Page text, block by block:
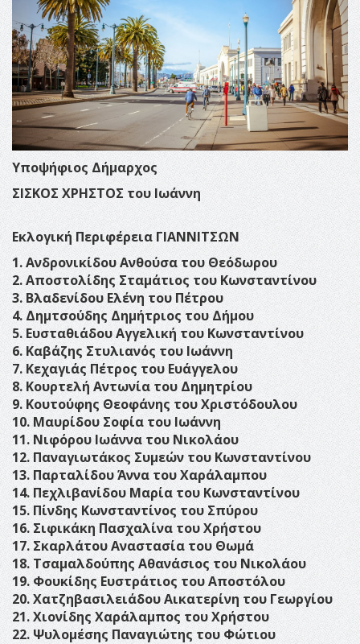
Υποψήφιος Δήμαρχος
ΣΙΣΚΟΣ ΧΡΗΣΤΟΣ του Ιωάννη
Εκλογική Περιφέρεια ΓΙΑΝΝΙΤΣΩΝ
1. Ανδρονικίδου Ανθούσα του Θεόδωρου
2. Αποστολίδης Σταμάτιος του Κωνσταντίνου
3. Βλαδενίδου Ελένη του Πέτρου
4. Δημτσούδης Δημήτριος του Δήμου
5. Ευσταθιάδου Αγγελική του Κωνσταντίνου
6. Καβάζης Στυλιανός του Ιωάννη
7. Κεχαγιάς Πέτρος του Ευάγγελου
8. Κουρτελή Αντωνία του Δημητρίου
9. Κουτούφης Θεοφάνης του Χριστόδουλου
10. Μαυρίδου Σοφία του Ιωάννη
11. Νιφόρου Ιωάννα του Νικολάου
12. Παναγιωτάκος Συμεών του Κωνσταντίνου
13. Παρταλίδου Άννα του Χαράλαμπου
14. Πεχλιβανίδου Μαρία του Κωνσταντίνου
15. Πίνδης Κωνσταντίνος του Σπύρου
16. Σιφικάκη Πασχαλίνα του Χρήστου
17. Σκαρλάτου Αναστασία του Θωμά
18. Τσαμαλδούπης Αθανάσιος του Νικολάου
19. Φουκίδης Ευστράτιος του Αποστόλου
20. Χατζηβασιλειάδου Αικατερίνη του Γεωργίου
21. Χιονίδης Χαράλαμπος του Χρήστου
22. Ψυλομέσης Παναγιώτης του Φώτιου